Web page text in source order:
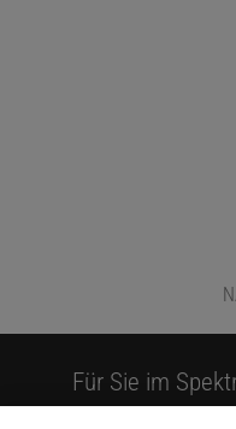
Für Sie im